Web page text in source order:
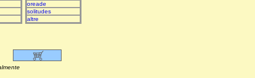
oreade
solitudes
altre